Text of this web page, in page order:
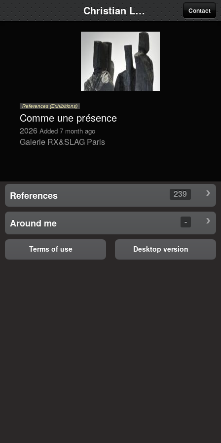
Christian Lapie Contact
References (Exhibitions)
Comme une présence
2026 Added 7 month ago
Galerie RX&SLAG Paris
References 239
Around me -
Terms of use Desktop version